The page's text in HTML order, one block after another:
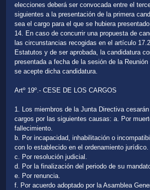
elecciones deberá ser convocada entre el
siguientes a la presentación de la primera
sea el cargo para el que se hubiera
14. En caso de concurrir una propuesta de
las circunstancias recogidas en el artículo
Estatutos y de ser aprobada, la candidatura
presentada a fecha de la sesión de la
se acepte dicha candidatura.
Artº 19º.- CESE DE LOS CARGOS
1. Los miembros de la Junta Directiva
cargos por las siguientes causas: a. Por
fallecimiento.
b. Por incapacidad, inhabilitación o
con lo establecido en el ordenamiento jurídico.
c. Por resolución judicial.
d. Por la finalización del periodo de su
e. Por renuncia.
f. Por acuerdo adoptado por la Asamblea